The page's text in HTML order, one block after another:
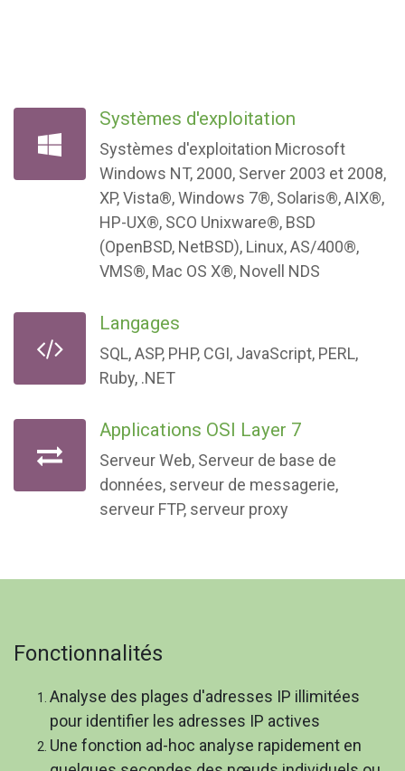
Systèmes d'exploitation
Systèmes d'exploitation Microsoft
Windows NT, 2000, Server 2003 et 2008,
XP, Vista®, Windows 7®, Solaris®, AIX®,
HP-UX®, SCO Unixware®, BSD
(OpenBSD, NetBSD), Linux, AS/400®,
VMS®, Mac OS X®, Novell NDS
Langages
SQL, ASP, PHP, CGI, JavaScript, PERL,
Ruby, .NET
Applications OSI Layer 7
Serveur Web, Serveur de base de
données, serveur de messagerie,
serveur FTP, serveur proxy
Fonctionnalités
Analyse des plages d'adresses IP illimitées
pour identifier les adresses IP actives
Une fonction ad-hoc analyse rapidement en